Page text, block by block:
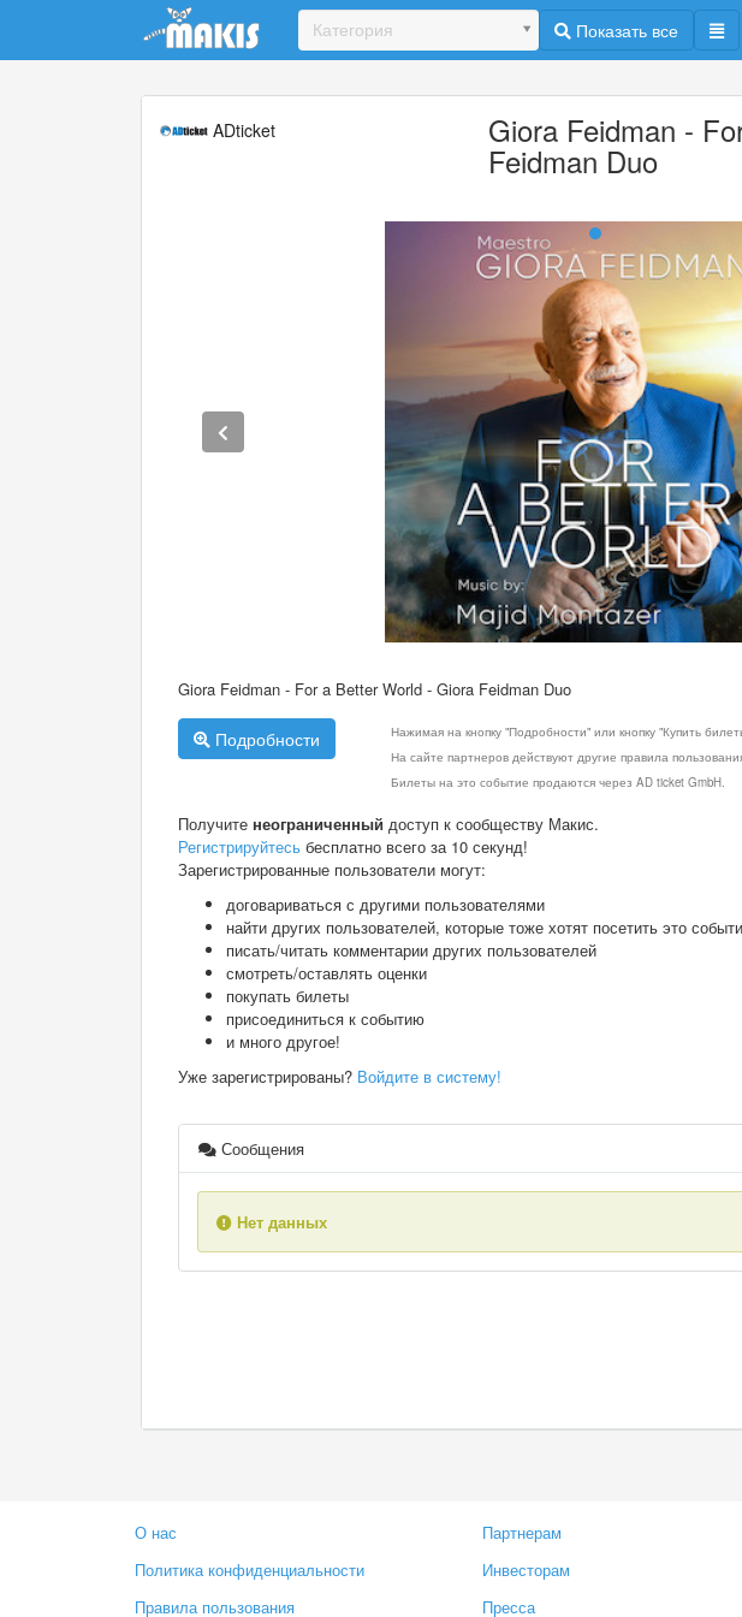
Update cookies preferences
Категория Показать все
ADticket Giora Feidman -
Feidman Duo
Giora Feidman - For a Better World - Giora Feidman Duo
Подробности
Нажимая на кнопку "Подробности" или кнопку "Купить
На сайте партнеров действуют другие правила
Билеты на это событие продаются через AD ticket GmbH.
Получите неограниченный доступ к сообществу Макис.
Регистрируйтесь бесплатно всего за 10 секунд!
Зарегистрированные пользователи могут:
договариваться с другими пользователями
найти других пользователей, которые тоже хотят посетить это
писать/читать комментарии других пользователей
смотреть/оставлять оценки
покупать билеты
присоединиться к событию
и много другое!
Уже зарегистрированы? Войдите в систему!
Сообщения
Нет данных
О нас
Политика конфиденциальности
Правила пользования
Партнерам
Инвесторам
Пресса